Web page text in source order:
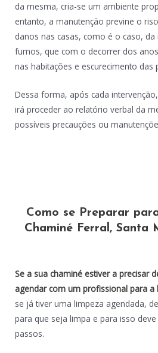
da mesma, cria-se um ambiente
entanto, a manutenção previne o
danos nas casas, como é o caso,
fumos, que com o decorrer dos
nas habitações e escurecimento das
Dessa forma, após cada
irá proceder ao relatório verbal da
possíveis precauções ou
Como se Preparar
Chaminé Ferral, Santa
Se a sua chaminé estiver a precisar
agendar com um profissional para a
se já tiver uma limpeza agendada,
para que seja limpa e para isso
passos.